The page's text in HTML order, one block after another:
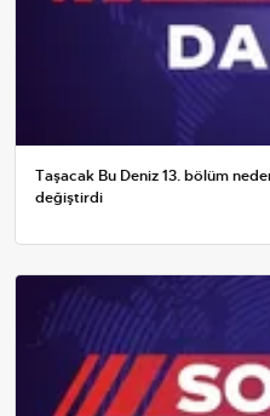
Taşacak Bu Deniz 13. bölüm
değiştirdi